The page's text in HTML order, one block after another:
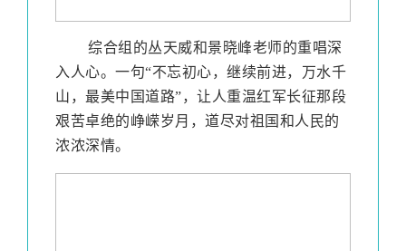
综合组的丛天威和景晓峰老师的重唱深
入人心。一句“不忘初心，继续前进，万水千
山，最美中国道路”，让人重温红军长征那段
艰苦卓绝的峥嵘岁月，道尽对祖国和人民的
浓浓深情。